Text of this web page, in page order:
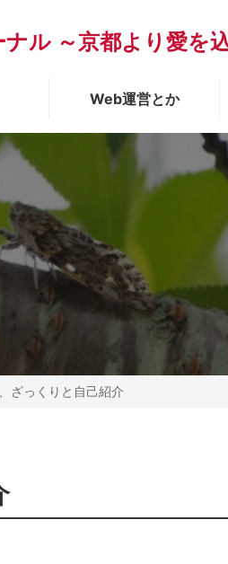
ル ～京都より愛を
Web運営とか
ざっくりと自己紹介